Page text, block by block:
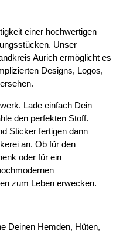
einer hochwertigen
Unser
Aurich ermöglicht es
Designs, Logos,
Lade einfach Dein
den perfekten Stoff.
Sticker fertigen dann
an. Ob für den
oder für ein
zum Leben erwecken.
Deinen Hemden, Hüten,